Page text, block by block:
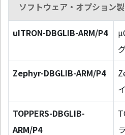
ソフトウェア・オプション
uITRON-DBGLIB-ARM/P4
Zephyr-DBGLIB-ARM/P4
TOPPERS-DBGLIB-
ARM/P4